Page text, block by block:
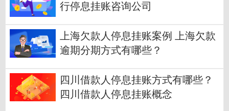
行停息挂账咨询公司
上海欠款人停息挂账案例 上海欠款
逾期分期方式有哪些？
四川借款人停息挂账方式有哪些？
四川借款人停息挂账概念